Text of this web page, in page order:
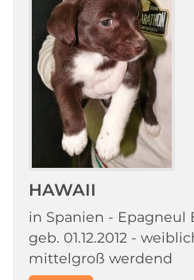
HAWAII
in Spanien - Epagneul
geb. 01.12.2012 -
mittelgroß werdend